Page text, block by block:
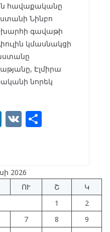
հավաքականը
Նինբո
գավաթի
կմասնակցի
Էլմիրա
նորեկ
Li
e
dI
n
V
2026
ՈՒ Շ
Կ
1
2
7 8
9